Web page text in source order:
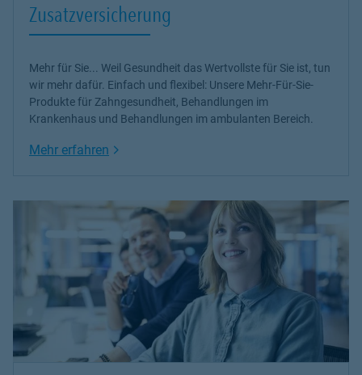
Zusatzversicherung
Mehr für Sie... Weil Gesundheit das Wertvollste für Sie ist, tun
wir mehr dafür. Einfach und flexibel: Unsere Mehr-Für-Sie-
Produkte für Zahngesundheit, Behandlungen im
Krankenhaus und Behandlungen im ambulanten Bereich.
Mehr erfahren Link Opens in New Tab